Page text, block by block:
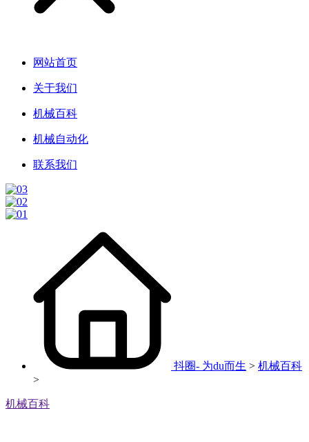
网站首页
关于我们
机械百科
机械自动化
联系我们
抖圈- 为du而生 > 机械百科
>
机械百科